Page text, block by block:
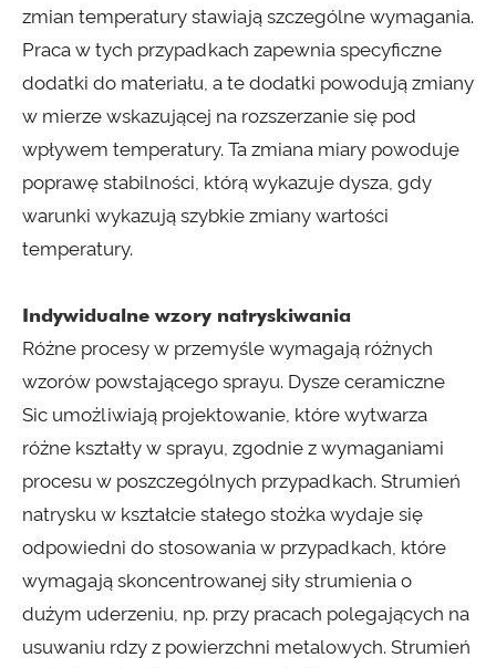
zmian temperatury stawiają szczególne wymagania.
Praca w tych przypadkach zapewnia specyficzne
dodatki do materiału, a te dodatki powodują zmiany
w mierze wskazującej na rozszerzanie się pod
wpływem temperatury. Ta zmiana miary powoduje
poprawę stabilności, którą wykazuje dysza, gdy
warunki wykazują szybkie zmiany wartości
temperatury.
Indywidualne wzory natryskiwania
Różne procesy w przemyśle wymagają różnych
wzorów powstającego sprayu. Dysze ceramiczne
Sic umożliwiają projektowanie, które wytwarza
różne kształty w sprayu, zgodnie z wymaganiami
procesu w poszczególnych przypadkach. Strumień
natrysku w kształcie stałego stożka wydaje się
odpowiedni do stosowania w przypadkach, które
wymagają skoncentrowanej siły strumienia o
dużym uderzeniu, np. przy pracach polegających na
usuwaniu rdzy z powierzchni metalowych. Strumień